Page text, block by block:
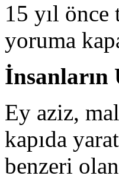
15 yıl önce
yoruma
İnsanların
Ey aziz,
kapıda
benzeri